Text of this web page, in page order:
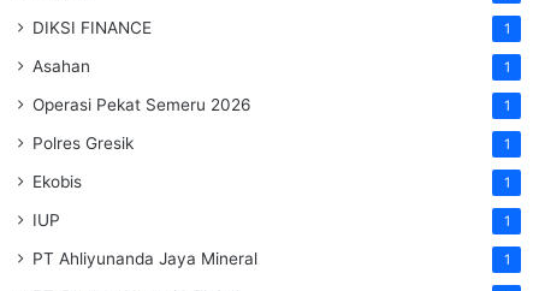
DIKSI FINANCE 1
Asahan 1
Operasi Pekat Semeru 2026 1
Polres Gresik 1
Ekobis 1
IUP 1
PT Ahliyunanda Jaya Mineral 1